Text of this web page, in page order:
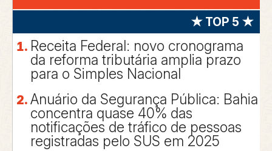
★ TOP 5 ★
Receita Federal: novo cronograma
da reforma tributária amplia prazo
para o Simples Nacional
Anuário da Segurança Pública: Bahia
concentra quase 40% das
notificações de tráfico de pessoas
registradas pelo SUS em 2025